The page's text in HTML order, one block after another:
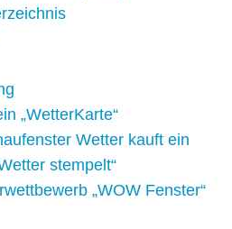
„WetterKarte“
Wetter kauft ein
stempelt“
„WOW Fenster“